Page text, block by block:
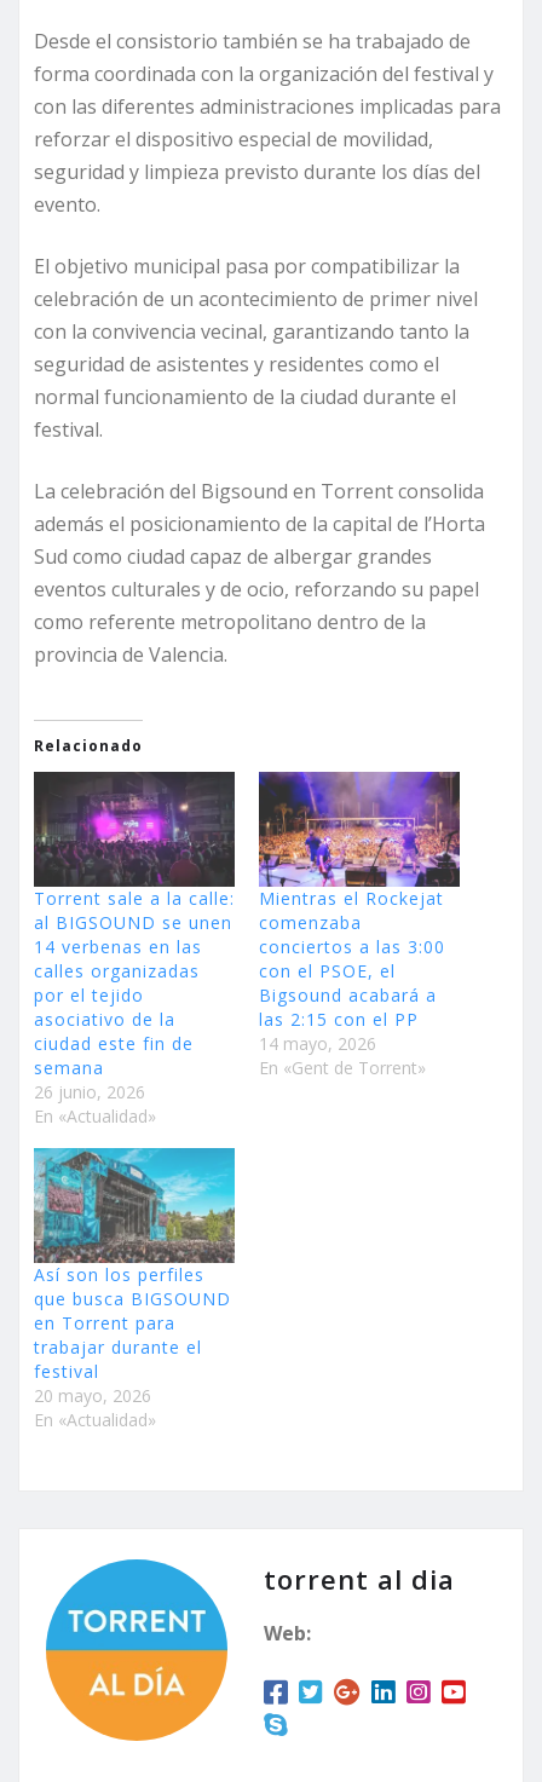
Desde el consistorio también se ha trabajado de
forma coordinada con la organización del festival y
con las diferentes administraciones implicadas para
reforzar el dispositivo especial de movilidad,
seguridad y limpieza previsto durante los días del
evento.
El objetivo municipal pasa por compatibilizar la
celebración de un acontecimiento de primer nivel
con la convivencia vecinal, garantizando tanto la
seguridad de asistentes y residentes como el
normal funcionamiento de la ciudad durante el
festival.
La celebración del Bigsound en Torrent consolida
además el posicionamiento de la capital de l’Horta
Sud como ciudad capaz de albergar grandes
eventos culturales y de ocio, reforzando su papel
como referente metropolitano dentro de la
provincia de Valencia.
Relacionado
Torrent sale a la calle:
al BIGSOUND se unen
14 verbenas en las
calles organizadas
por el tejido
asociativo de la
ciudad este fin de
semana
26 junio, 2026
En «Actualidad»
Mientras el Rockejat
comenzaba
conciertos a las 3:00
con el PSOE, el
Bigsound acabará a
las 2:15 con el PP
14 mayo, 2026
En «Gent de Torrent»
Así son los perfiles
que busca BIGSOUND
en Torrent para
trabajar durante el
festival
20 mayo, 2026
En «Actualidad»
torrent al dia
Web: